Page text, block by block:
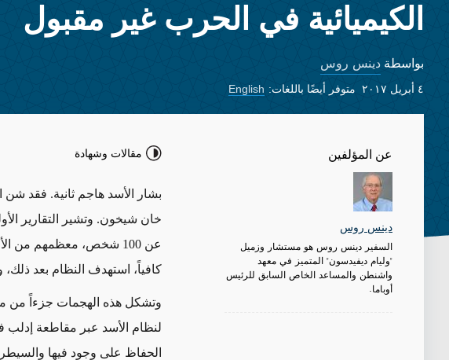
الكيميائية في الحرب غير مقبول
بواسطة دينس روس
٤ أبريل ٢٠١٧ متوفر أيضًا باللغات: English
عن المؤلفين
دينس روس
السفير دينس روس هو مستشار وزميل
"وليام ديفيدسون" المتميز في معهد
واشنطن والمساعد الخاص السابق للرئيس
أوباما.
مقالات وشهادة
بشار الأسد هاجم ثانية. فقد
خان شيخون. وتشير التقارير
عن 100 شخص، معظمهم من
كافياً، استهدف النظام بعد ذلك،
وتشكل هذه الهجمات جزءاً من
لنظام الأسد عبر مقاطعة
الحفاظ على وجود فيها